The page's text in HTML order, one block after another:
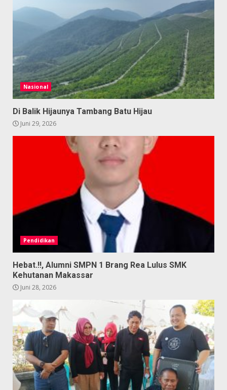
Nasional
Di Balik Hijaunya Tambang Batu Hijau
Juni 29, 2026
Pendidikan
Hebat.!!, Alumni SMPN 1 Brang Rea Lulus SMK
Kehutanan Makassar
Juni 28, 2026